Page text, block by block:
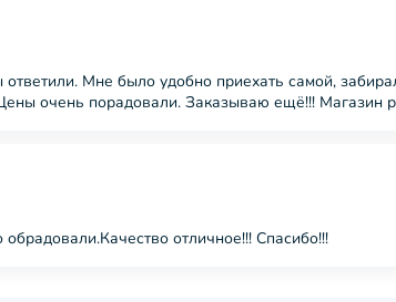
Мне было удобно приехать самой,
очень порадовали. Заказываю ещё!!! Магазин
отличное!!! Спасибо!!!